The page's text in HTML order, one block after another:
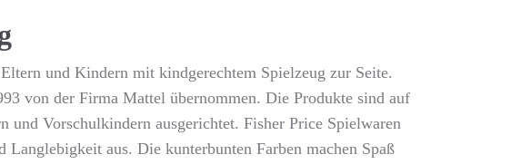
und Kindern mit kindgerechtem Spielzeug zur Seite.
von der Firma Mattel übernommen. Die Produkte sind auf
und Vorschulkindern ausgerichtet. Fisher Price Spielwaren
Langlebigkeit aus. Die kunterbunten Farben machen Spaß